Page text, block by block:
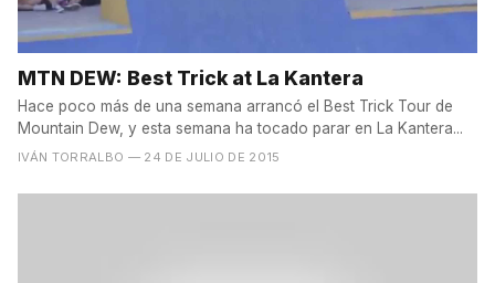
MTN DEW: Best Trick at La Kantera
Hace poco más de una semana arrancó el Best Trick Tour de
Mountain Dew, y esta semana ha tocado parar en La Kantera...
IVÁN TORRALBO — 24 DE JULIO DE 2015